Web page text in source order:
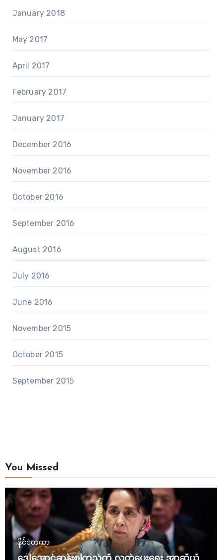
January 2018
May 2017
April 2017
February 2017
January 2017
December 2016
November 2016
October 2016
September 2016
August 2016
July 2016
June 2016
November 2015
October 2015
September 2015
You Missed
နိုင်ငံတကာ